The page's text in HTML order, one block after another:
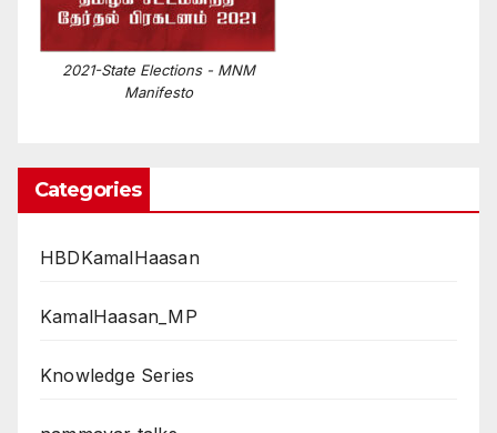
2021-State Elections - MNM
Manifesto
Categories
HBDKamalHaasan
KamalHaasan_MP
Knowledge Series